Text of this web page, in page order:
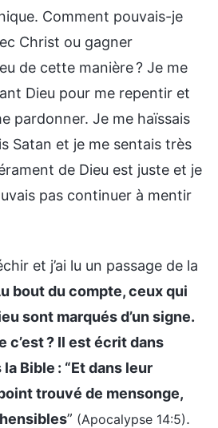
Comment pouvais-je
Christ ou gagner
de cette manière ? Je me
Dieu pour me repentir et
pardonner. Je me haïssais
Satan et je me sentais très
de Dieu est juste et je
pas continuer à mentir
et j’ai lu un passage de la
bout du compte, ceux qui
sont marqués d’un signe.
c’est ? Il est écrit dans
Bible : “Et dans leur
trouvé de mensonge,
” (Apocalypse 14:5).